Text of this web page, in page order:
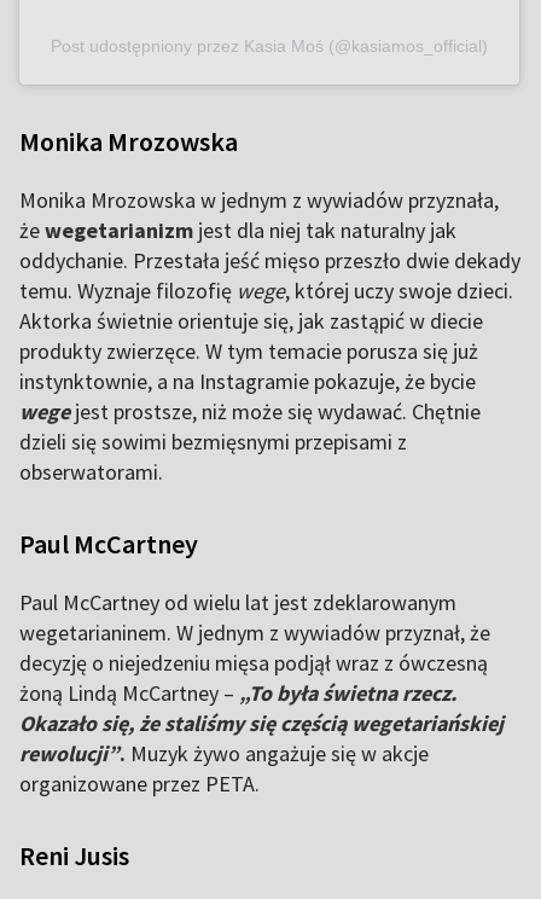
Post udostępniony przez Kasia Moś (@kasiamos_official)
Monika Mrozowska
Monika Mrozowska w jednym z wywiadów przyznała,
żewegetarianizm jest dla niej tak naturalny jak
oddychanie. Przestała jeść mięso przeszło dwie dekady
temu. Wyznaje filozofię wege, której uczy swoje dzieci.
Aktorka świetnie orientuje się, jak zastąpić w diecie
produkty zwierzęce. W tym temacie porusza się już
instynktownie, a na Instagramie pokazuje, że bycie
wege jest prostsze, niż może się wydawać. Chętnie
dzieli się sowimi bezmięsnymi przepisami z
obserwatorami.
Paul McCartney
Paul McCartney od wielu lat jest zdeklarowanym
wegetarianinem. W jednym z wywiadów przyznał, że
decyzję o niejedzeniu mięsa podjął wraz z ówczesną
żoną Lindą McCartney – „To była świetna rzecz.
Okazało się, że staliśmy się częścią wegetariańskiej
rewolucji”. Muzyk żywo angażuje się w akcje
organizowane przez PETA.
Reni Jusis